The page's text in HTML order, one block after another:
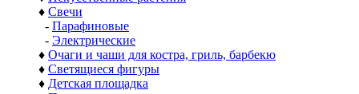
♦ Свечи
- Парафиновые
- Электрические
♦ Очаги и чаши для костра, гриль, барбекю
♦ Светящиеся фигуры
♦ Детская площадка